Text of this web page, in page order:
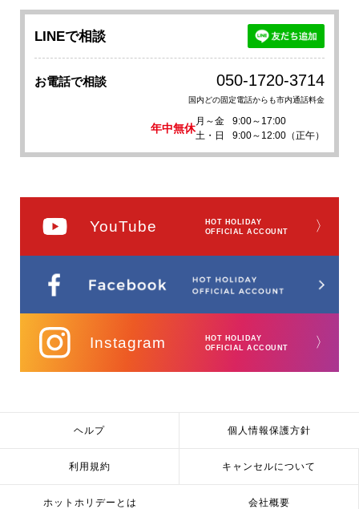
LINEで相談
お電話で相談 050-1720-3714
国内どの固定電話からも市内通話料金
年中無休
月～金
9:00～17:00
土・日
9:00～12:00（正午）
YouTube
HOT HOLIDAY
OFFICIAL ACCOUNT
〉
Instagram
HOT HOLIDAY
OFFICIAL ACCOUNT
〉
ヘルプ 個人情報保護方針
利用規約 キャンセルについて
ホットホリデーとは 会社概要